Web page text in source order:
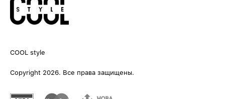
COOL style
Copyright 2026. Все права защищены.